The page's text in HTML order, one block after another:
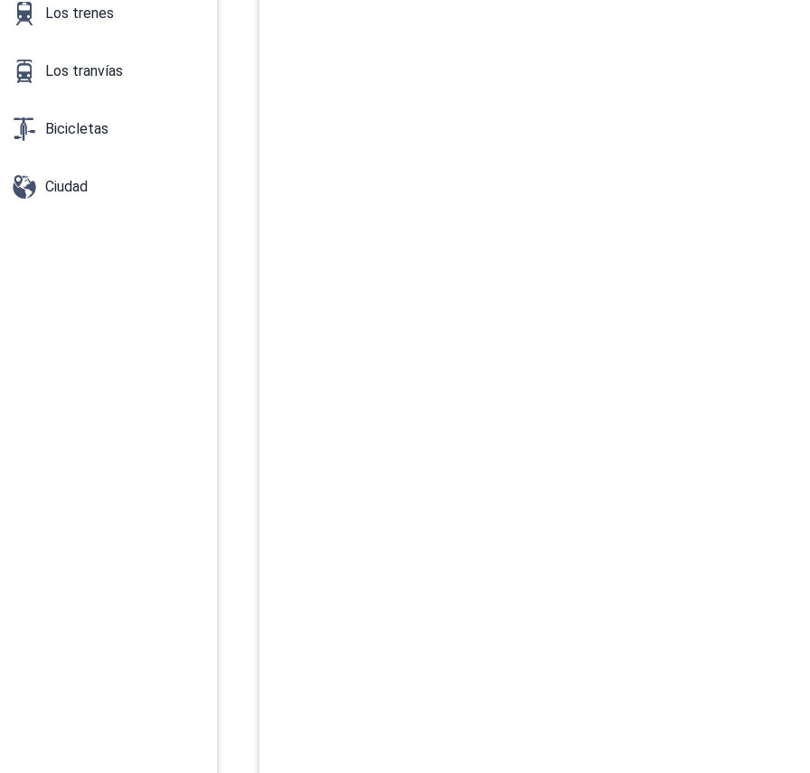
Los trenes
Los tranvías
Bicicletas
Ciudad